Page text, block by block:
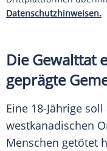
Datenschutzhinweisen.
Die Gewalttat
geprägte
Eine 18-Jährige
westkanadischen
Menschen getötet